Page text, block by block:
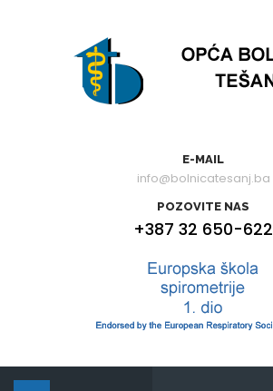
E-MAIL
info@bolnicatesanj.ba
POZOVITE NAS
+387 32 650-622